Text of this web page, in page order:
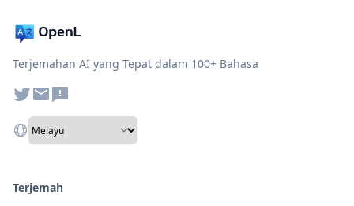
Terjemahan AI yang Tepat dalam 100+ Bahasa
Terjemah